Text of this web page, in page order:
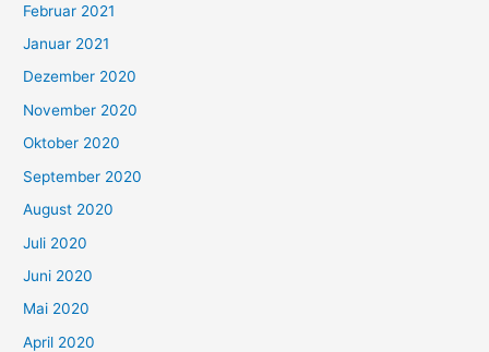
Februar 2021
Januar 2021
Dezember 2020
November 2020
Oktober 2020
September 2020
August 2020
Juli 2020
Juni 2020
Mai 2020
April 2020